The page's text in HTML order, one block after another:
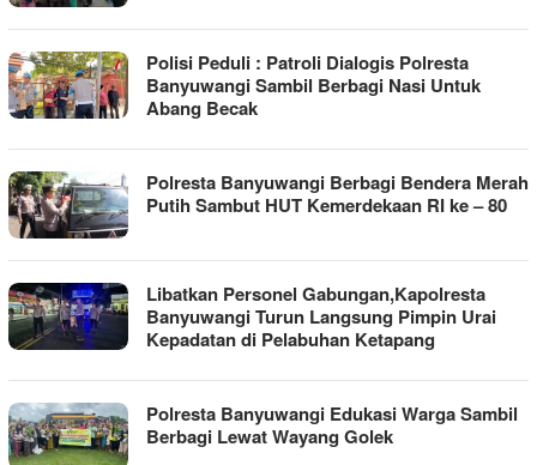
Polisi Peduli : Patroli Dialogis Polresta
Banyuwangi Sambil Berbagi Nasi Untuk
Abang Becak
Polresta Banyuwangi Berbagi Bendera Merah
Putih Sambut HUT Kemerdekaan RI ke – 80
Libatkan Personel Gabungan,Kapolresta
Banyuwangi Turun Langsung Pimpin Urai
Kepadatan di Pelabuhan Ketapang
Polresta Banyuwangi Edukasi Warga Sambil
Berbagi Lewat Wayang Golek